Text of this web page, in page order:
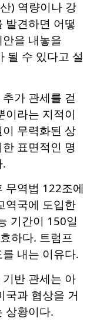
) 역량이나 강
발견하면 어떻
을 내놓을
될 수 있다고 설
가 관세를 걷
이라는 지적이
무력화된 상
표면적인 명
무역법 122조에
역국에 도입한
기간이 150일
하다. 트럼프
내는 이유다.
반 관세는 아
국과 협상을 거
상황이다.